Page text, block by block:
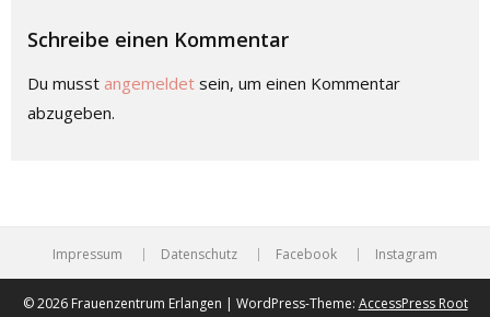
Schreibe einen Kommentar
Du musst angemeldet sein, um einen Kommentar
abzugeben.
Impressum Datenschutz Facebook Instagram
© 2026 Frauenzentrum Erlangen | WordPress-Theme: AccessPress Root